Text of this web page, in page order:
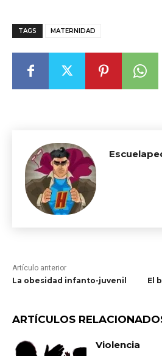
TAGS MATERNIDAD
Artículo anterior
La obesidad infanto-juvenil El
ARTÍCULOS
Violencia